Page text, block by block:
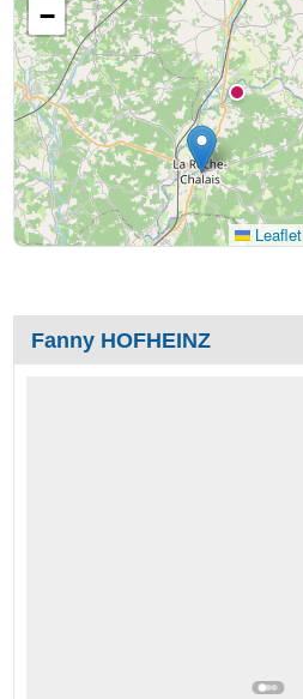
−
Leaflet
Fanny HOFHEINZ